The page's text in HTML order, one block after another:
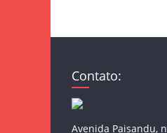
Contato:
Avenida Paisandu,